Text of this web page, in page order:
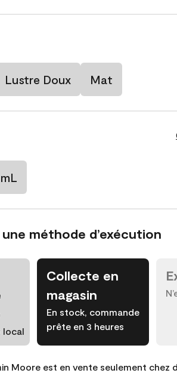
Lustre Doux Mat
méthode d’exécution
local
Collecte en
magasin
En stock, commande
prête en 3 heures
Moore est en vente seulement chez